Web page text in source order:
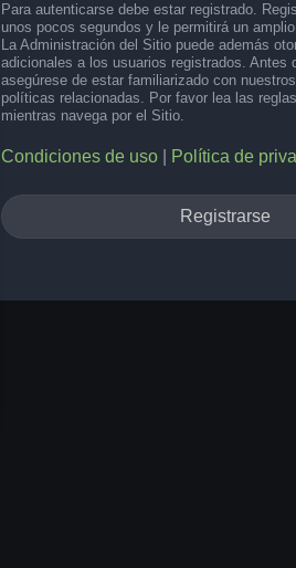
Para autenticarse debe estar registrado.
unos pocos segundos y le permitirá un
La Administración del Sitio puede además
adicionales a los usuarios registrados. Antes
asegúrese de estar familiarizado con
políticas relacionadas. Por favor lea las
mientras navega por el Sitio.
Condiciones de uso Política de
Registrarse